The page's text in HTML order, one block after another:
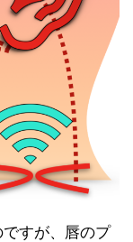
すが、唇のプ